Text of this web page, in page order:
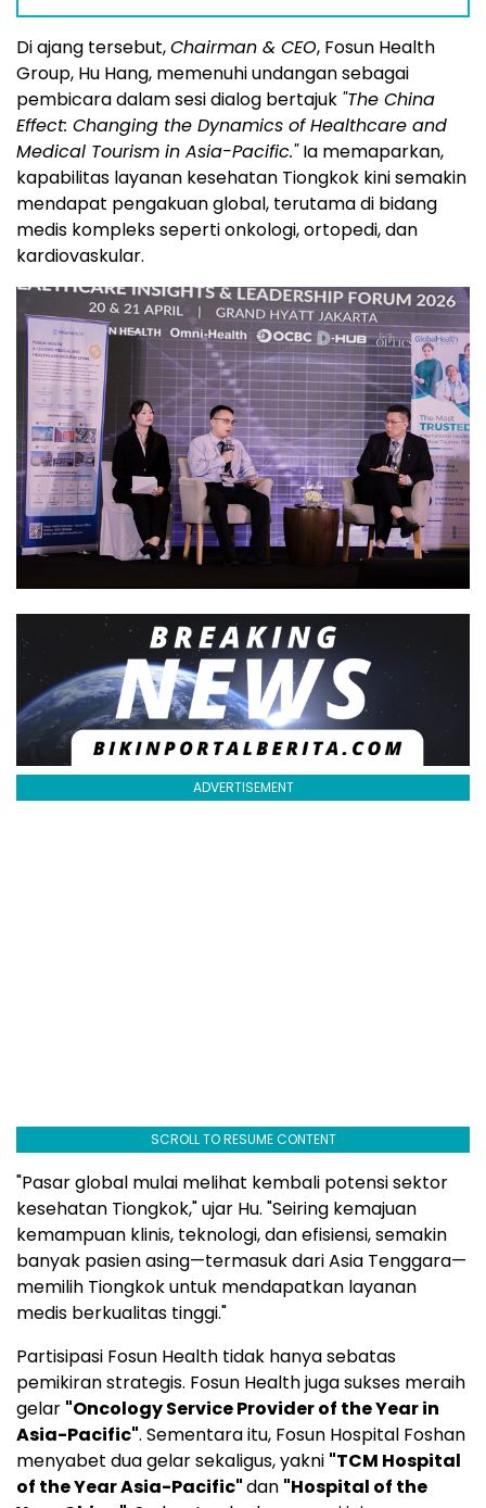
Di ajang tersebut,Chairman & CEO, Fosun Health
Group, Hu Hang, memenuhi undangan sebagai
pembicara dalam sesi dialog bertajuk "The China
Effect: Changing the Dynamics of Healthcare and
Medical Tourism in Asia-Pacific."Ia memaparkan,
kapabilitas layanan kesehatan Tiongkok kini semakin
mendapat pengakuan global, terutama di bidang
medis kompleks seperti onkologi, ortopedi, dan
kardiovaskular.
ADVERTISEMENT
SCROLL TO RESUME CONTENT
"Pasar global mulai melihat kembali potensi sektor
kesehatan Tiongkok," ujar Hu. "Seiring kemajuan
kemampuan klinis, teknologi, dan efisiensi, semakin
banyak pasien asing—termasuk dari Asia Tenggara—
memilih Tiongkok untuk mendapatkan layanan
medis berkualitas tinggi."
Partisipasi Fosun Health tidak hanya sebatas
pemikiran strategis. Fosun Health juga sukses meraih
gelar "Oncology Service Provider of the Year in
Asia-Pacific". Sementara itu, Fosun Hospital Foshan
menyabet dua gelar sekaligus, yakni "TCM Hospital
of the Year Asia-Pacific"dan "Hospital of the